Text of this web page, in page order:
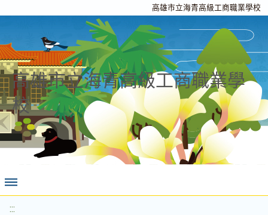
高雄市立海青高級工商職業學校
高雄市立海青高級工商職業學
校
:::